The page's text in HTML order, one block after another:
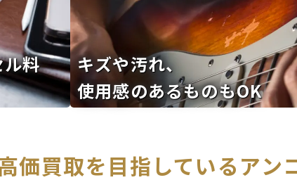
料
キズや汚れ、
使用感のあるものもOK
価買取を目指しているアン